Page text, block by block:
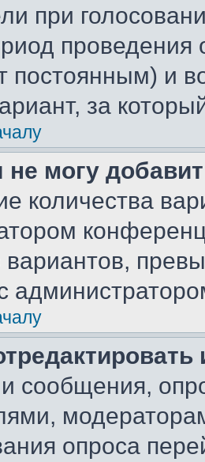
при
проведения
постоянным) и
за
не могу
количества
вариантов,
сообщения,
опроса